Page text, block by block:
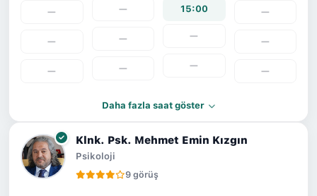
—
—
—
—
—
—
15:00
—
—
—
—
—
Daha fazla saat göster
Klnk. Psk. Mehmet Emin Kızgın
Psikoloji
9 görüş